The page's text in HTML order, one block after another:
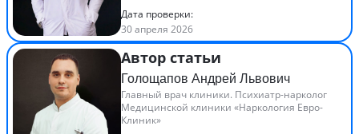
Дата проверки:
30 апреля 2026
Автор статьи
Голощапов Андрей Львович
Главный врач клиники. Психиатр-нарколог
Медицинской клиники «Наркология Евро-
Клиник»